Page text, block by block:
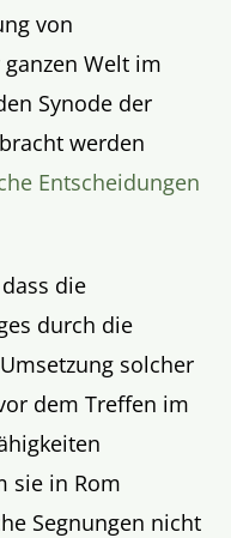
von
Welt im
Synode der
werden
Entscheidungen
die
durch die
solcher
dem Treffen im
sie in Rom
Segnungen nicht